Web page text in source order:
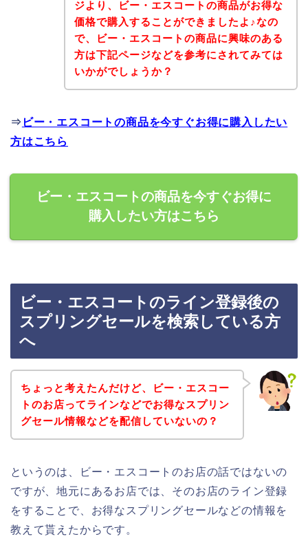
ジより、ビー・エスコートの商品がお得な
価格で購入することができましたよ♪なの
で、ビー・エスコートの商品に興味のある
方は下記ページなどを参考にされてみては
いかがでしょうか？
⇒ ビー・エスコートの商品を今すぐお得に購入したい
方はこちら
ビー・エスコートの商品を今すぐお得に
購入したい方はこちら
ビー・エスコートのライン登録後の
スプリングセールを検索している方
へ
ちょっと考えたんだけど、ビー・エスコー
トのお店ってラインなどでお得なスプリン
グセール情報などを配信していないの？
というのは、ビー・エスコートのお店の話ではないの
ですが、地元にあるお店では、そのお店のライン登録
をすることで、お得なスプリングセールなどの情報を
教えて貰えたからです。